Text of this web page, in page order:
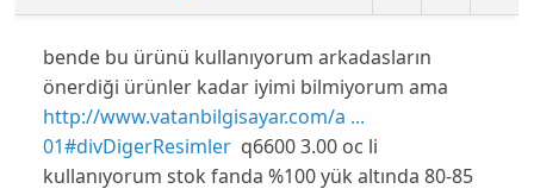
bende bu ürünü kullanıyorum arkadasların
önerdiği ürünler kadar iyimi bilmiyorum ama
http://www.vatanbilgisayar.com/a ...
01#divDigerResimlerq6600 3.00 oc li
kullanıyorum stok fanda %100 yük altında 80-85